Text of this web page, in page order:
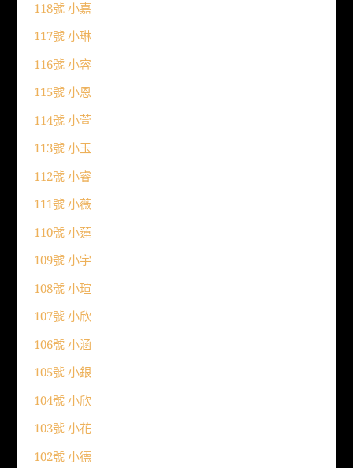
118號 小嘉
117號 小琳
116號 小容
115號 小恩
114號 小萱
113號 小玉
112號 小睿
111號 小薇
110號 小蓮
109號 小宇
108號 小瑄
107號 小欣
106號 小涵
105號 小銀
104號 小欣
103號 小花
102號 小德